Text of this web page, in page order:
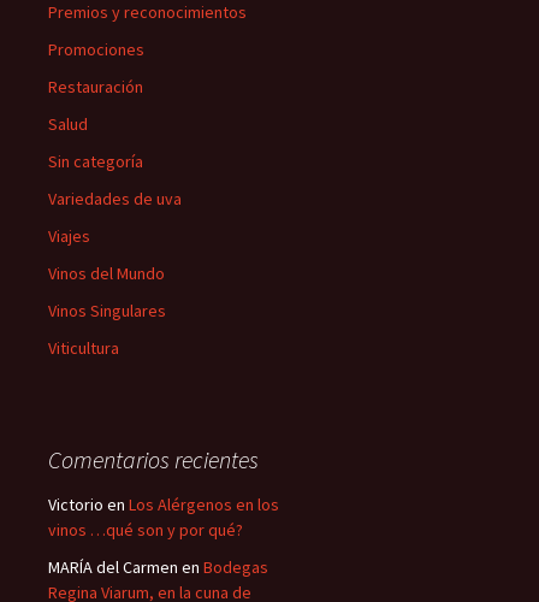
Premios y reconocimientos
Promociones
Restauración
Salud
Sin categoría
Variedades de uva
Viajes
Vinos del Mundo
Vinos Singulares
Viticultura
Comentarios recientes
Victorio en Los Alérgenos en los
vinos …qué son y por qué?
MARÍA del Carmen en Bodegas
Regina Viarum, en la cuna de